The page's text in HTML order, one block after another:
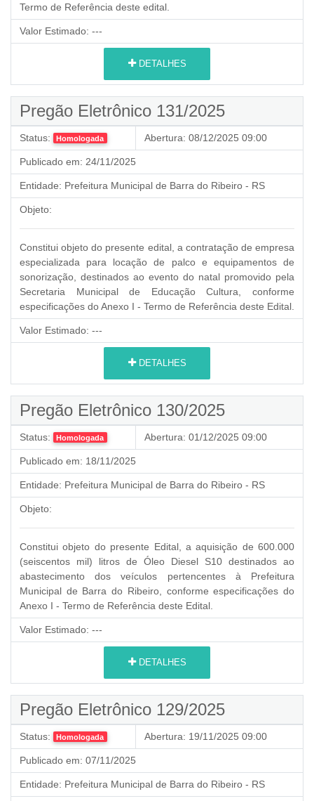
Termo de Referência deste edital.
Valor Estimado: ---
DETALHES
Pregão Eletrônico 131/2025
Status: Homologada Abertura: 08/12/2025 09:00
Publicado em: 24/11/2025
Entidade: Prefeitura Municipal de Barra do Ribeiro - RS
Objeto:
Constitui objeto do presente edital, a contratação de empresa
especializada para locação de palco e equipamentos de
sonorização, destinados ao evento do natal promovido pela
Secretaria Municipal de Educação Cultura, conforme
especificações do Anexo I - Termo de Referência deste Edital.
Valor Estimado: ---
DETALHES
Pregão Eletrônico 130/2025
Status: Homologada Abertura: 01/12/2025 09:00
Publicado em: 18/11/2025
Entidade: Prefeitura Municipal de Barra do Ribeiro - RS
Objeto:
Constitui objeto do presente Edital, a aquisição de 600.000
(seiscentos mil) litros de Óleo Diesel S10 destinados ao
abastecimento dos veículos pertencentes à Prefeitura
Municipal de Barra do Ribeiro, conforme especificações do
Anexo I - Termo de Referência deste Edital.
Valor Estimado: ---
DETALHES
Pregão Eletrônico 129/2025
Status: Homologada Abertura: 19/11/2025 09:00
Publicado em: 07/11/2025
Entidade: Prefeitura Municipal de Barra do Ribeiro - RS